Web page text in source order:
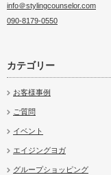
info＠stylingcounselor.com
090-8179-0550
カテゴリー
お客様事例
ご質問
イベント
エイジングヨガ
グループショッピング